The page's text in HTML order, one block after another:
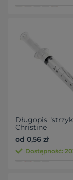
Długopis
Christine
od 0,56 zł
Dostępność: